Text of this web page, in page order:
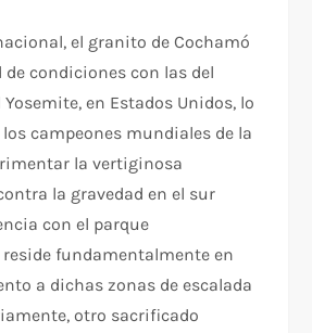
el granito de Cochamó
condiciones con las del
en Estados Unidos, lo
campeones mundiales de la
la vertiginosa
la gravedad en el sur
con el parque
fundamentalmente en
a dichas zonas de escalada
otro sacrificado